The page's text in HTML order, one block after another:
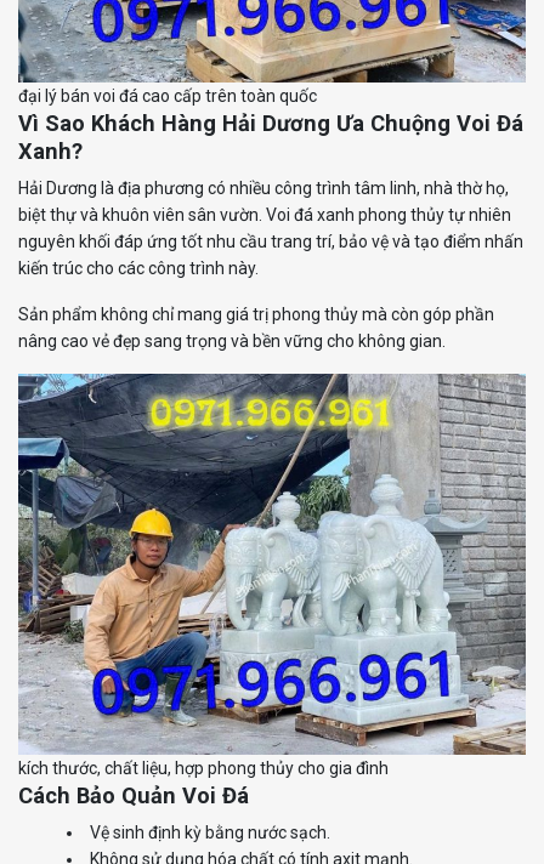
đại lý bán voi đá cao cấp trên toàn quốc
Vì Sao Khách Hàng Hải Dương Ưa Chuộng Voi Đá
Xanh?
Hải Dương là địa phương có nhiều công trình tâm linh, nhà thờ họ,
biệt thự và khuôn viên sân vườn. Voi đá xanh phong thủy tự nhiên
nguyên khối đáp ứng tốt nhu cầu trang trí, bảo vệ và tạo điểm nhấn
kiến trúc cho các công trình này.
Sản phẩm không chỉ mang giá trị phong thủy mà còn góp phần
nâng cao vẻ đẹp sang trọng và bền vững cho không gian.
kích thước, chất liệu, hợp phong thủy cho gia đình
Cách Bảo Quản Voi Đá
Vệ sinh định kỳ bằng nước sạch.
Không sử dụng hóa chất có tính axit mạnh.